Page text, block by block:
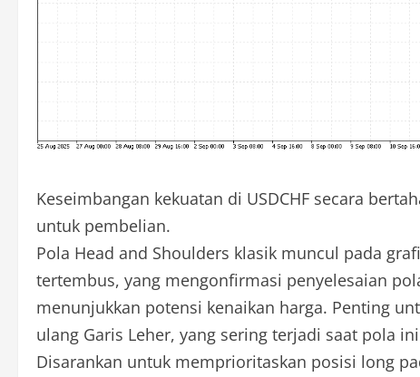
Keseimbangan kekuatan di USDCHF secara
untuk pembelian.
Pola Head and Shoulders klasik muncul pada
tertembus, yang mengonfirmasi penyelesaian
menunjukkan potensi kenaikan harga. Penting
ulang Garis Leher, yang sering terjadi saat pola
Disarankan untuk memprioritaskan posisi long